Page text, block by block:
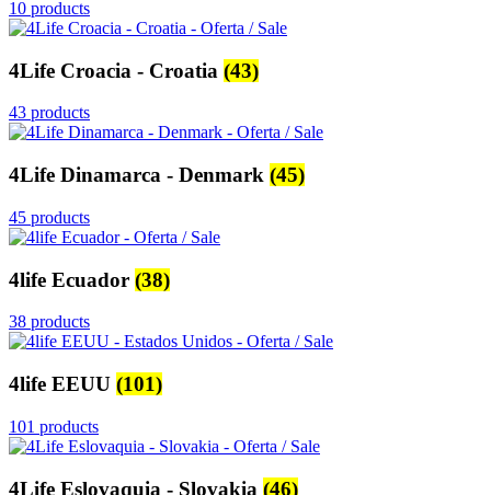
10 products
4Life Croacia - Croatia (43)
43 products
4Life Dinamarca - Denmark (45)
45 products
4life Ecuador (38)
38 products
4life EEUU (101)
101 products
4Life Eslovaquia - Slovakia (46)